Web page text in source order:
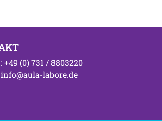
+49 (0) 731 / 8803220
labore.de